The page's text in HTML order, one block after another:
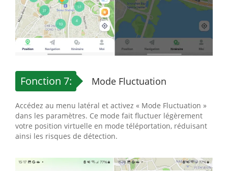
Fonction 7: Mode Fluctuation
Accédez au menu latéral et activez « Mode Fluctuation »
dans les paramètres. Ce mode fait fluctuer légèrement
votre position virtuelle en mode téléportation, réduisant
ainsi les risques de détection.